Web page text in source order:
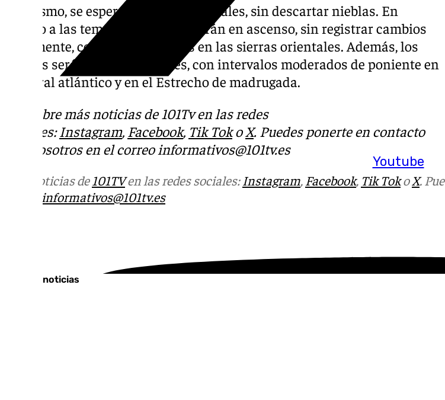
Youtube
Asimismo, se esperan brumas matinales, sin descartar nieblas. En
cuanto a las temperaturas, estas irán en ascenso, sin registrar cambios
localmente, con heladas débiles en las sierras orientales. Además, los
vientos serán flojos y variables, con intervalos moderados de poniente en
el litoral atlántico y en el Estrecho de madrugada.
Descubre más noticias de 101Tv en las redes
sociales: Instagram, Facebook, Tik Toko X. Puedes ponerte en contacto
con nosotros en el correo informativos@101tv.es
Más noticias de 101TVen las redes sociales: Instagram, Facebook, Tik TokoX.
informativos@101tv.es
Últimas noticias